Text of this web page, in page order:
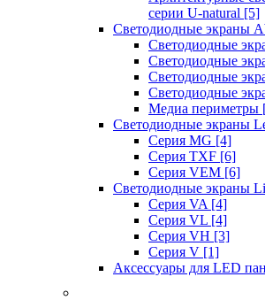
серии U-natural [5]
Светодиодные экраны
Светодиодные
Светодиодные
Светодиодные
Светодиодные
Медиа периметры
Светодиодные экраны
Серия MG [4]
Серия TXF [6]
Серия VEM [6]
Светодиодные экраны
Серия VA [4]
Серия VL [4]
Серия VH [3]
Серия V [1]
Аксессуары для LED